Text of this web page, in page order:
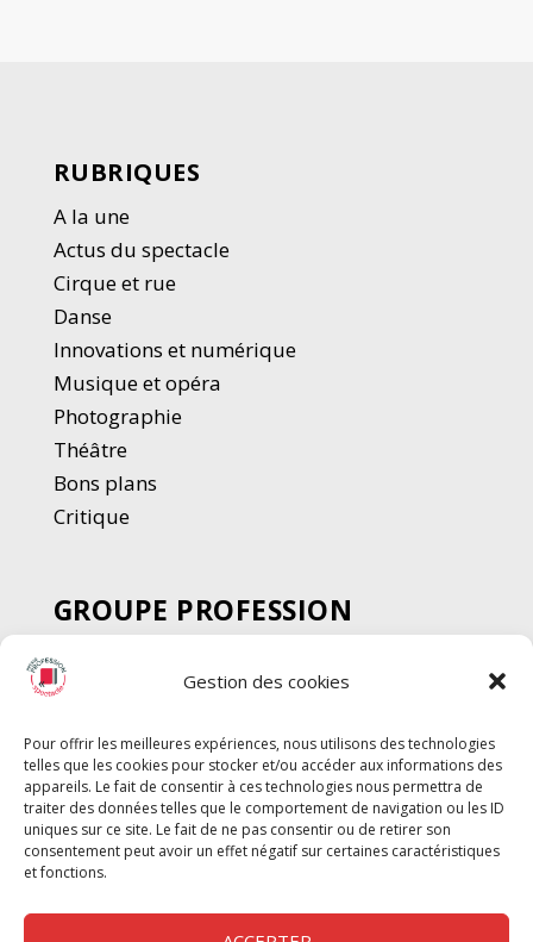
Gestion des cookies
Pour offrir les meilleures expériences, nous utilisons des technologies
telles que les cookies pour stocker et/ou accéder aux informations des
appareils. Le fait de consentir à ces technologies nous permettra de
traiter des données telles que le comportement de navigation ou les ID
uniques sur ce site. Le fait de ne pas consentir ou de retirer son
consentement peut avoir un effet négatif sur certaines caractéristiques
et fonctions.
RUBRIQUES
A la une
Actus du spectacle
Cirque et rue
Danse
Innovations et numérique
Musique et opéra
Photographie
Théâtre
Bons plans
Critique
GROUPE PROFESSION
SPECTACLE
Chèque Intermittents
Chèque Compta
Chèque Emploi Spectacle
G-Pods
Profession Audio-visuel